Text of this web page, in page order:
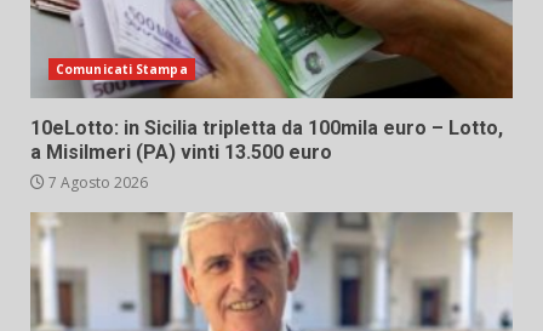
Comunicati Stampa
10eLotto: in Sicilia tripletta da 100mila euro – Lotto,
a Misilmeri (PA) vinti 13.500 euro
7 Agosto 2026